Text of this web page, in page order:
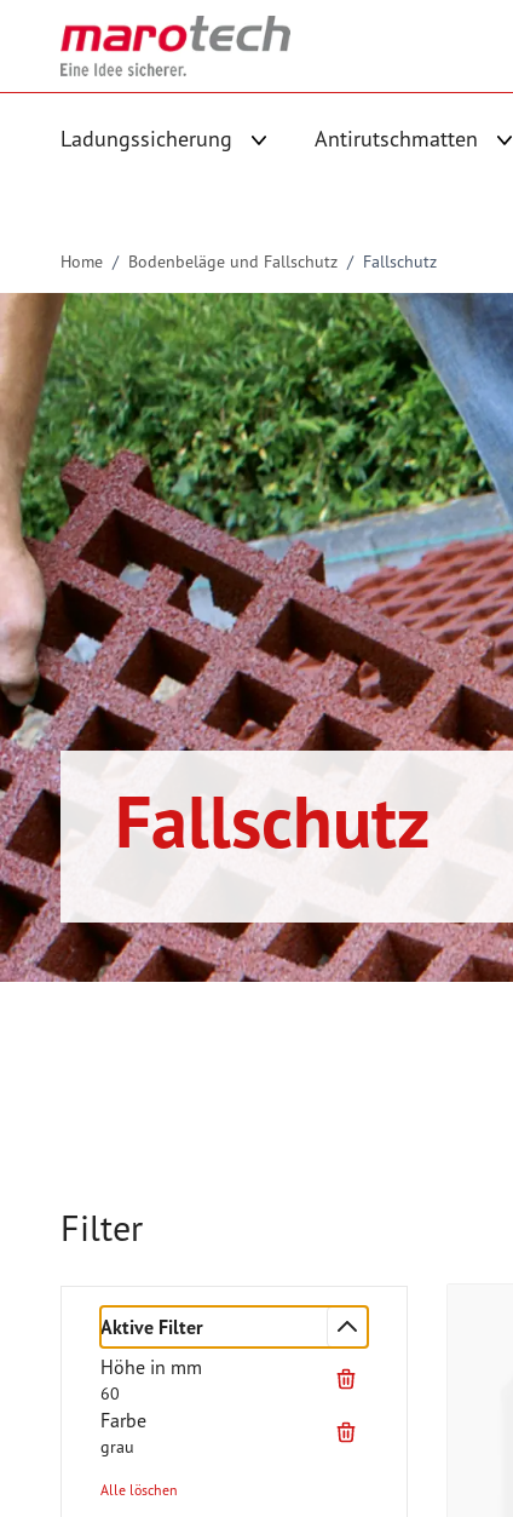
Ladungssicherung Antirutschmatten
Home / Bodenbeläge und Fallschutz / Fallschutz
Fallschutz
Filter
Aktive Filter
Höhe in mm
60
Farbe
grau
Alle löschen